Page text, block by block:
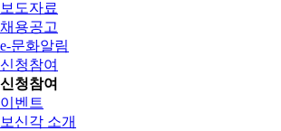
보도자료
채용공고
e-문화알림
신청참여
신청참여
이벤트
보신각 소개